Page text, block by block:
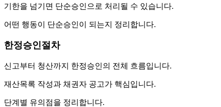
기한을 넘기면 단순승인으로 처리될 수 있습니다.
어떤 행동이 단순승인이 되는지 정리합니다.
한정승인절차
신고부터 청산까지 한정승인의 전체 흐름입니다.
재산목록 작성과 채권자 공고가 핵심입니다.
단계별 유의점을 정리합니다.